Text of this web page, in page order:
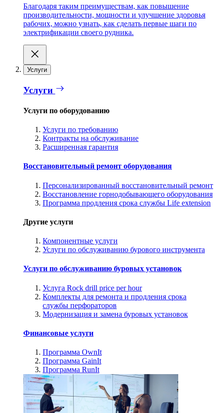
Благодаря таким преимуществам, как повышение
производительности, мощности и улучшение здоровья
рабочих, можно узнать, как сделать первые шаги по
электрификации своего рудника.
Услуги
Услуги
Услуги по оборудованию
Услуги по требованию
Контракты на обслуживание
Расширенная гарантия
Восстановительный ремонт оборудования
Персонализированный восстановительный ремонт
Восстановление горнодобывающего оборудования
Программа продления срока службы Life extension
Другие услуги
Компонентные услуги
Услуги по обслуживанию бурового инструмента
Услуги по обслуживанию буровых установок
Услуга Rock drill price per hour
Комплекты для ремонта и продления срока
службы перфораторов
Модернизация и замена буровых установок
Финансовые услуги
Программа OwnIt
Программа GainIt
Программа RunIt